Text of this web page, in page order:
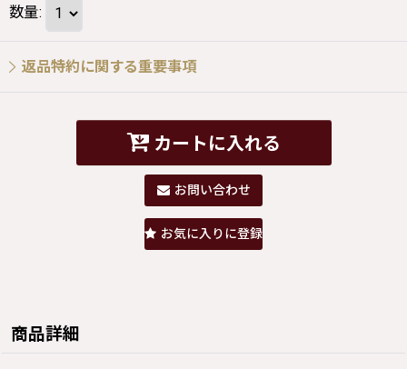
数量:
返品特約に関する重要事項
カートに入れる
お問い合わせ
お気に入りに登録
商品詳細